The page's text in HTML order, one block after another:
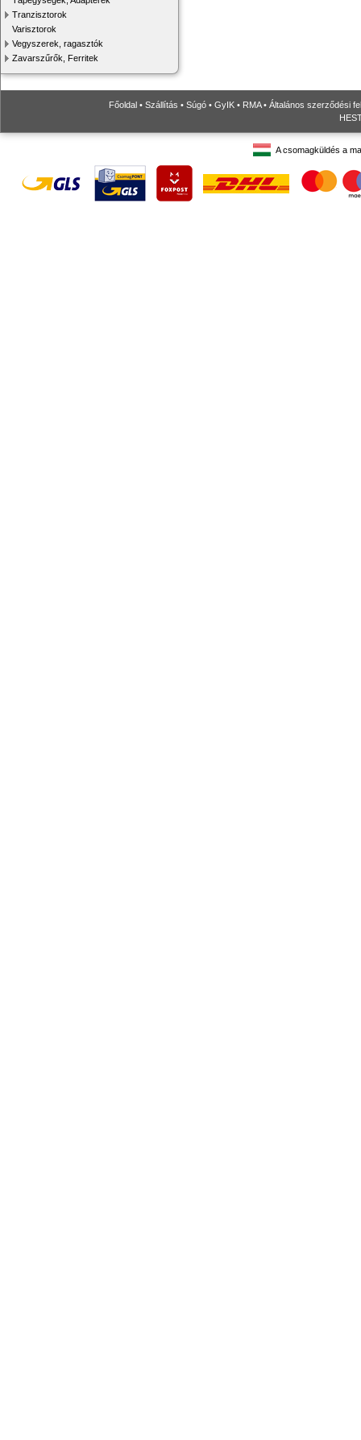
Tranzisztorok
Varisztorok
Vegyszerek, ragasztók
Zavarszűrők, Ferritek
Főoldal • Szállítás • Súgó • GyIK • RMA• Általános szerződési
A csomagküldés a